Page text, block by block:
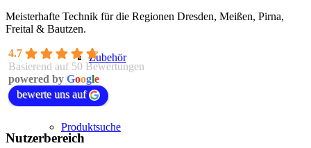
Zubehör
Produktsuche
Meisterhafte Technik für die Regionen Dresden, Meißen, Pirna,
Freital & Bautzen.
4.7
Basierend auf 50 Bewertungen
powered by Google
bewerte uns auf
Nutzerbereich